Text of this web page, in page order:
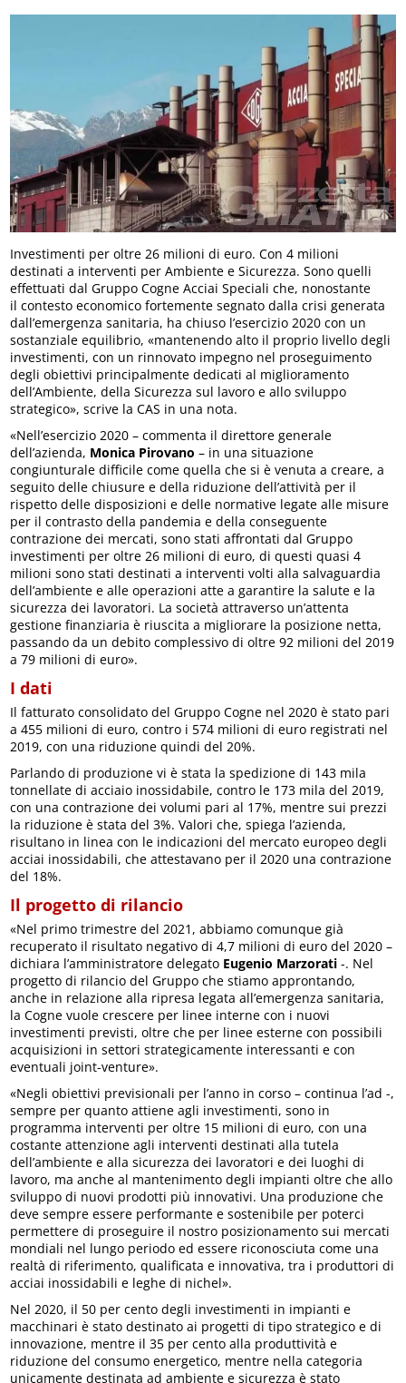
Investimenti per oltre 26 milioni di euro. Con 4 milioni
destinati a interventi per Ambiente e Sicurezza. Sono quelli
effettuati dal Gruppo Cogne Acciai Speciali che, nonostante
il contesto economico fortemente segnato dalla crisi generata
dall’emergenza sanitaria, ha chiuso l’esercizio 2020 con un
sostanziale equilibrio, «mantenendo alto il proprio livello degli
investimenti, con un rinnovato impegno nel proseguimento
degli obiettivi principalmente dedicati al miglioramento
dell’Ambiente, della Sicurezza sul lavoro e allo sviluppo
strategico», scrive la CAS in una nota.
«Nell’esercizio 2020 – commenta il direttore generale
dell’azienda, Monica Pirovano – in una situazione
congiunturale difficile come quella che si è venuta a creare, a
seguito delle chiusure e della riduzione dell’attività per il
rispetto delle disposizioni e delle normative legate alle misure
per il contrasto della pandemia e della conseguente
contrazione dei mercati, sono stati affrontati dal Gruppo
investimenti per oltre 26 milioni di euro, di questi quasi 4
milioni sono stati destinati a interventi volti alla salvaguardia
dell’ambiente e alle operazioni atte a garantire la salute e la
sicurezza dei lavoratori. La società attraverso un’attenta
gestione finanziaria è riuscita a migliorare la posizione netta,
passando da un debito complessivo di oltre 92 milioni del 2019
a 79 milioni di euro».
I dati
Il fatturato consolidato del Gruppo Cogne nel 2020 è stato pari
a 455 milioni di euro, contro i 574 milioni di euro registrati nel
2019, con una riduzione quindi del 20%.
Parlando di produzione vi è stata la spedizione di 143 mila
tonnellate di acciaio inossidabile, contro le 173 mila del 2019,
con una contrazione dei volumi pari al 17%, mentre sui prezzi
la riduzione è stata del 3%. Valori che, spiega l’azienda,
risultano in linea con le indicazioni del mercato europeo degli
acciai inossidabili, che attestavano per il 2020 una contrazione
del 18%.
Il progetto di rilancio
«Nel primo trimestre del 2021, abbiamo comunque già
recuperato il risultato negativo di 4,7 milioni di euro del 2020 –
dichiara l’amministratore delegato Eugenio Marzorati -. Nel
progetto di rilancio del Gruppo che stiamo approntando,
anche in relazione alla ripresa legata all’emergenza sanitaria,
la Cogne vuole crescere per linee interne con i nuovi
investimenti previsti, oltre che per linee esterne con possibili
acquisizioni in settori strategicamente interessanti e con
eventuali joint-venture».
«Negli obiettivi previsionali per l’anno in corso – continua l’ad -,
sempre per quanto attiene agli investimenti, sono in
programma interventi per oltre 15 milioni di euro, con una
costante attenzione agli interventi destinati alla tutela
dell’ambiente e alla sicurezza dei lavoratori e dei luoghi di
lavoro, ma anche al mantenimento degli impianti oltre che allo
sviluppo di nuovi prodotti più innovativi. Una produzione che
deve sempre essere performante e sostenibile per poterci
permettere di proseguire il nostro posizionamento sui mercati
mondiali nel lungo periodo ed essere riconosciuta come una
realtà di riferimento, qualificata e innovativa, tra i produttori di
acciai inossidabili e leghe di nichel».
Nel 2020, il 50 per cento degli investimenti in impianti e
macchinari è stato destinato ai progetti di tipo strategico e di
innovazione, mentre il 35 per cento alla produttività e
riduzione del consumo energetico, mentre nella categoria
unicamente destinata ad ambiente e sicurezza è stato